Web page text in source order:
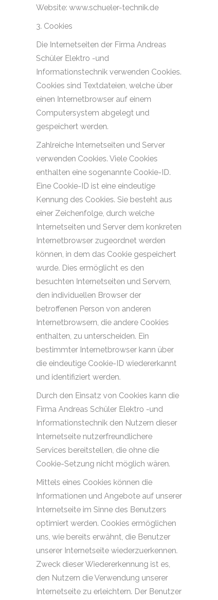
Website: www.schueler-technik.de
3. Cookies
Die Internetseiten der Firma Andreas
Schüler Elektro -und
Informationstechnik verwenden Cookies.
Cookies sind Textdateien, welche über
einen Internetbrowser auf einem
Computersystem abgelegt und
gespeichert werden.
Zahlreiche Internetseiten und Server
verwenden Cookies. Viele Cookies
enthalten eine sogenannte Cookie-ID.
Eine Cookie-ID ist eine eindeutige
Kennung des Cookies. Sie besteht aus
einer Zeichenfolge, durch welche
Internetseiten und Server dem konkreten
Internetbrowser zugeordnet werden
können, in dem das Cookie gespeichert
wurde. Dies ermöglicht es den
besuchten Internetseiten und Servern,
den individuellen Browser der
betroffenen Person von anderen
Internetbrowsern, die andere Cookies
enthalten, zu unterscheiden. Ein
bestimmter Internetbrowser kann über
die eindeutige Cookie-ID wiedererkannt
und identifiziert werden.
Durch den Einsatz von Cookies kann die
Firma Andreas Schüler Elektro -und
Informationstechnik den Nutzern dieser
Internetseite nutzerfreundlichere
Services bereitstellen, die ohne die
Cookie-Setzung nicht möglich wären.
Mittels eines Cookies können die
Informationen und Angebote auf unserer
Internetseite im Sinne des Benutzers
optimiert werden. Cookies ermöglichen
uns, wie bereits erwähnt, die Benutzer
unserer Internetseite wiederzuerkennen.
Zweck dieser Wiedererkennung ist es,
den Nutzern die Verwendung unserer
Internetseite zu erleichtern. Der Benutzer